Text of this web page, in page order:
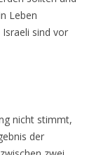
Leben
sind vor
nicht stimmt,
der